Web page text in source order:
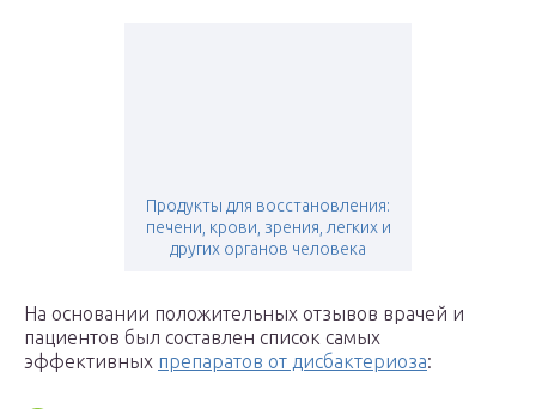
Продукты для восстановления:
печени, крови, зрения, легких и
других органов человека
На основании положительных отзывов врачей и
пациентов был составлен список самых
эффективных препаратов от дисбактериоза: